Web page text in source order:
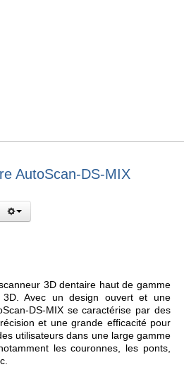
AutoScan-DS-MIX
3D dentaire haut de gamme
3D. Avec un design ouvert et une
DS-MIX se caractérise par des
et une grande efficacité pour
utilisateurs dans une large gamme
les couronnes, les ponts,